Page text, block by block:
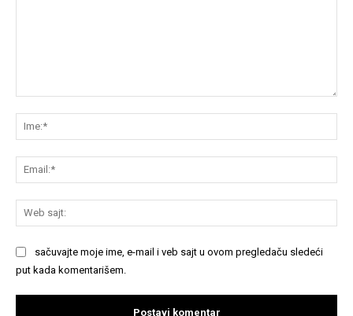
sačuvajte moje ime, e-mail i veb sajt u ovom pregledaču sledeći
put kada komentarišem.